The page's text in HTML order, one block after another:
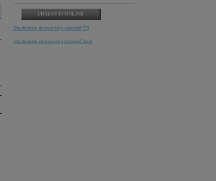
UDÁLOSTI ONLINE
Dlouhodobý ekonomický kalendář ČR
Dlouhodobý ekonomický kalendář Svět